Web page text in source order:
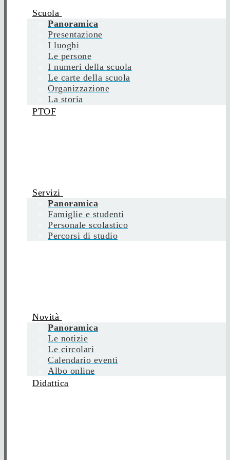
Scuola
Panoramica
Presentazione
I luoghi
Le persone
I numeri della scuola
Le carte della scuola
Organizzazione
La storia
PTOF
Servizi
Panoramica
Famiglie e studenti
Personale scolastico
Percorsi di studio
Novità
Panoramica
Le notizie
Le circolari
Calendario eventi
Albo online
Didattica